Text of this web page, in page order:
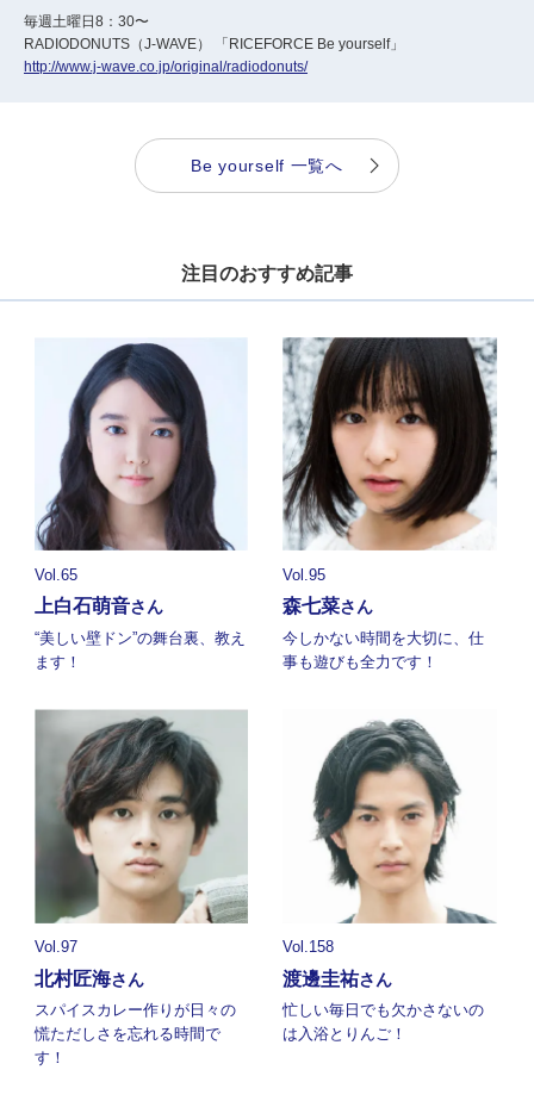
毎週土曜日8：30〜
RADIODONUTS（J-WAVE） 「RICEFORCE Be yourself」
http://www.j-wave.co.jp/original/radiodonuts/
Be yourself 一覧へ
注目のおすすめ記事
Vol.65
上白石萌音さん
“美しい壁ドン”の舞台裏、教え
ます！
Vol.95
森七菜さん
今しかない時間を大切に、仕
事も遊びも全力です！
Vol.97
北村匠海さん
スパイスカレー作りが日々の
慌ただしさを忘れる時間で
す！
Vol.158
渡邊圭祐さん
忙しい毎日でも欠かさないの
は入浴とりんご！